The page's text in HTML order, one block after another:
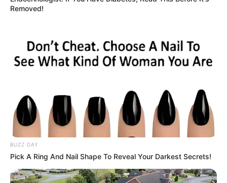
Removed!
BUZZ DAY
Pick A Ring And Nail Shape To Reveal Your Darkest Secrets!